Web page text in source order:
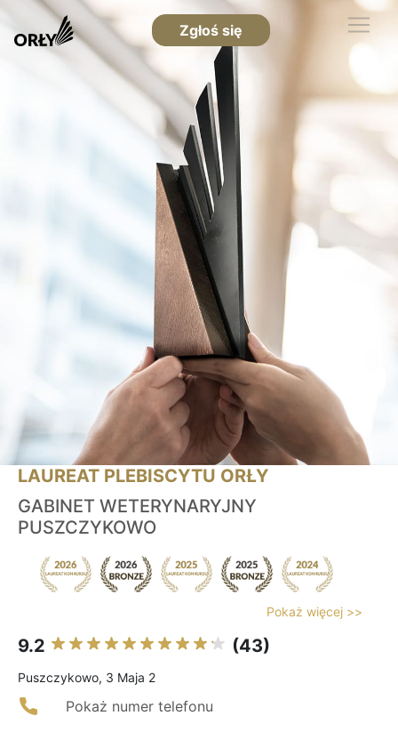
Zgłoś się
LAUREAT PLEBISCYTU ORŁY
GABINET WETERYNARYJNY
PUSZCZYKOWO
Pokaż więcej >>
9.2 (43)
Puszczykowo, 3 Maja 2
Pokaż numer telefonu